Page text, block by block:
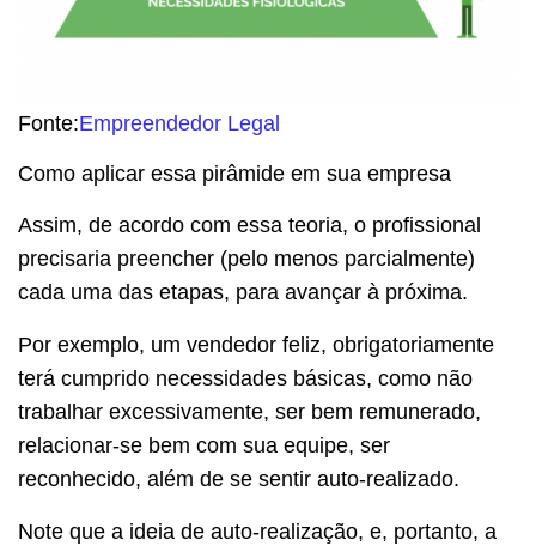
Fonte:Empreendedor Legal
Como aplicar essa pirâmide em sua empresa
Assim, de acordo com essa teoria, o profissional
precisaria preencher (pelo menos parcialmente)
cada uma das etapas, para avançar à próxima.
Por exemplo, um vendedor feliz, obrigatoriamente
terá cumprido necessidades básicas, como não
trabalhar excessivamente, ser bem remunerado,
relacionar-se bem com sua equipe, ser
reconhecido, além de se sentir auto-realizado.
Note que a ideia de auto-realização, e, portanto, a